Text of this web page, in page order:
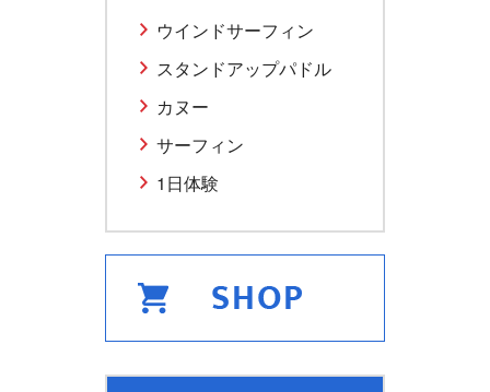
ウインドサーフィン
スタンドアップパドル
カヌー
サーフィン
1日体験